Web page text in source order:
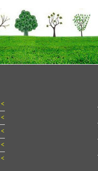
>
>
>
>
>